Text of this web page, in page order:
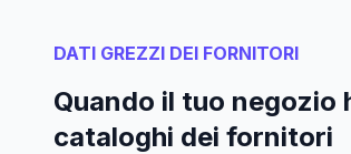
DATI GREZZI DEI FORNITORI
Quando il tuo negozio
cataloghi dei fornitori